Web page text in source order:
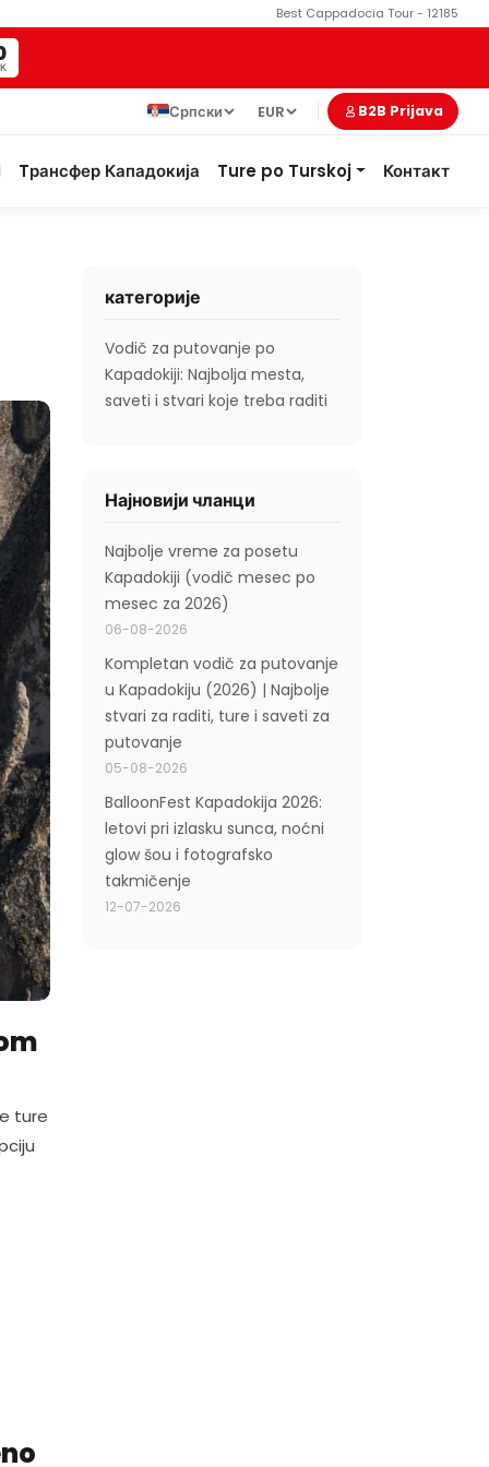
Best Cappadocia Tour - 12185
Српски EUR B2B Prijava
Tрансфер Кападокија Ture po Turskoj Контакт
ture
категорије
Vodič za putovanje po
Kapadokiji: Najbolja mesta,
saveti i stvari koje treba raditi
Најновији чланци
Najbolje vreme za posetu
Kapadokiji (vodič mesec po
mesec za 2026)
06-08-2026
Kompletan vodič za putovanje
u Kapadokiju (2026) | Najbolje
stvari za raditi, ture i saveti za
putovanje
05-08-2026
BalloonFest Kapadokija 2026:
letovi pri izlasku sunca, noćni
glow šou i fotografsko
takmičenje
12-07-2026